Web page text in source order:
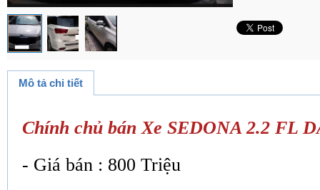
Mô tả chi tiết
Chính chủ bán Xe SEDONA 2.2 FL
- Giá bán : 800 Triệu